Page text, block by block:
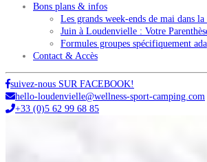
Bons plans & infos
Les grands week-ends de mai dans
Juin à Loudenvielle : Votre
Formules groupes spécifiquement
Contact & Accès
suivez-nous SUR FACEBOOK!
hello-loudenvielle@wellness-sport-camping.com
+33 (0)5 62 99 68 85